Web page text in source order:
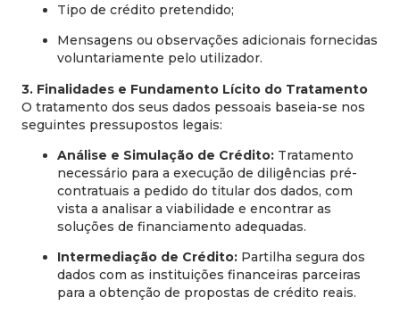
Tipo de crédito pretendido;
Mensagens ou observações adicionais fornecidas
voluntariamente pelo utilizador.
3. Finalidades e Fundamento Lícito do Tratamento
O tratamento dos seus dados pessoais baseia-se nos
seguintes pressupostos legais:
Análise e Simulação de Crédito: Tratamento
necessário para a execução de diligências pré-
contratuais a pedido do titular dos dados, com
vista a analisar a viabilidade e encontrar as
soluções de financiamento adequadas.
Intermediação de Crédito: Partilha segura dos
dados com as instituições financeiras parceiras
para a obtenção de propostas de crédito reais.